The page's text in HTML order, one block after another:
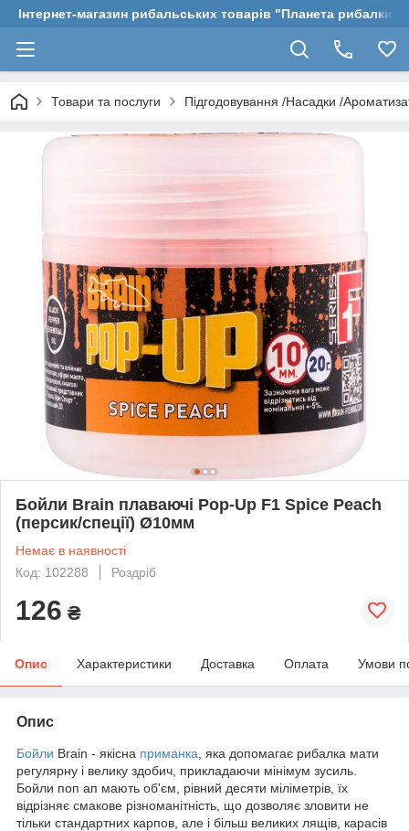
Інтернет-магазин рибальських товарів "Планета рибалки"
Товари та послуги Підгодовування /Насадки /
Бойли Brain плаваючі Pop-Up F1 Spice Peach
(персик/спеції) Ø10мм
Немає в наявності
Код: 102288
Роздріб
126 ₴
Опис Характеристики Доставка Оплата Умови
Опис
Бойли Brain - якісна приманка , яка допомагає рибалка мати
регулярну і велику здобич, прикладаючи мінімум зусиль.
Бойли поп ап мають об'єм, рівний десяти міліметрів, їх
відрізняє смакове різноманітність, що дозволяє зловити не
тільки стандартних карпов, але і більш великих лящів, карасів